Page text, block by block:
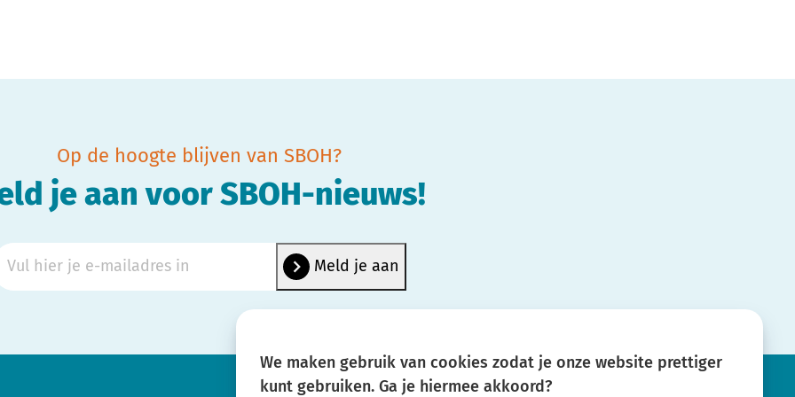
Op de hoogte blijven van SBOH?
je aan voor SBOH-nieuws!
We maken gebruik van cookies zodat je onze website prettiger
kunt gebruiken. Ga je hiermee akkoord?